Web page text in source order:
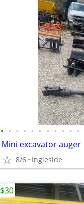
• • • • • • • • • • •
Mini excavator auger
8/6 Ingleside
$30